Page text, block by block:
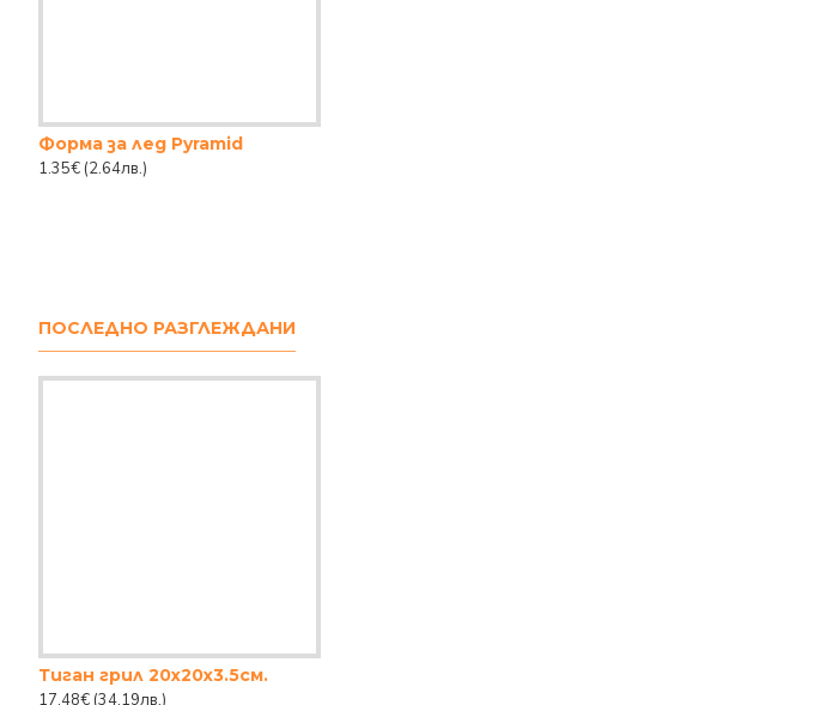
Форма за лед Pyramid
1.35€ (2.64лв.)
ПОСЛЕДНО РАЗГЛЕЖДАНИ
Тиган грил 20х20х3.5см.
17.48€ (34.19лв.)